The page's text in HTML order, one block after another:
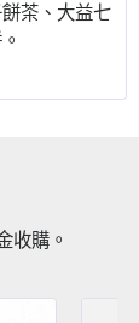
茶、大益七
收購。